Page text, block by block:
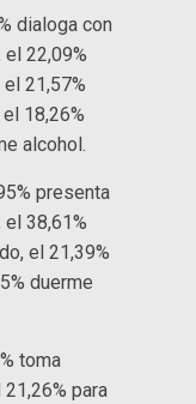
dialoga con
22,09%
21,57%
18,26%
alcohol.
presenta
38,61%
el 21,39%
duerme
toma
para